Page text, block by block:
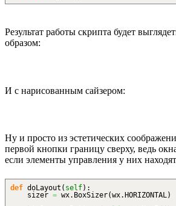
Результат работы скрипта будет
образом:
И с нарисованным сайзером:
Ну и просто из эстетических
первой кнопки границу сверху, ведь
если элементы управления у них
def doLayout ( self) :
sizer = wx. BoxSizer(wx.HORIZONTAL )